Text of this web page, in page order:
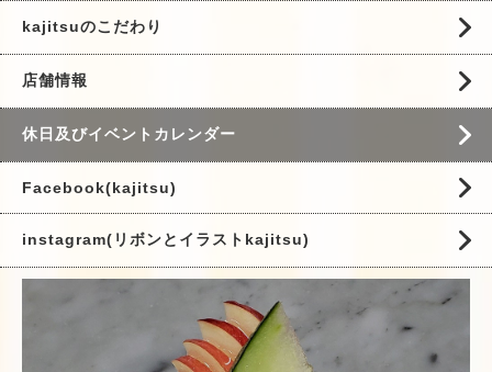
kajitsuのこだわり
店舗情報
休日及びイベントカレンダー
Facebook(kajitsu)
instagram(リボンとイラストkajitsu)